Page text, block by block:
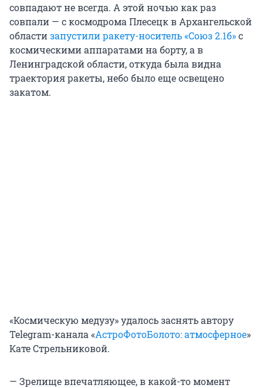
совпадают не всегда. А этой ночью как раз
совпали — с космодрома Плесецк в Архангельской
областизапустили ракету-носитель «Союз 2.1б»с
космическими аппаратами на борту, а в
Ленинградской области, откуда была видна
траектория ракеты, небо было еще освещено
закатом.
«Космическую медузу» удалось заснять автору
Telegram-канала «АстроФотоБолото: атмосферное»
Кате Стрельниковой.
— Зрелище впечатляющее, в какой-то момент